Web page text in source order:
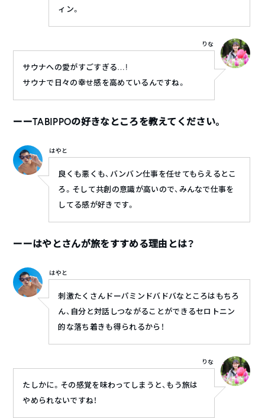
ィン。
サウナへの愛がすごすぎる…!
サウナで日々の幸せ感を高めているんですね。
りな
ーーTABIPPOの好きなところを教えてください。
はやと
良くも悪くも、バンバン仕事を任せてもらえるとこ
ろ。そして共創の意識が高いので、みんなで仕事を
してる感が好きです。
ーーはやとさんが旅をすすめる理由とは？
はやと
刺激たくさんドーパミンドバドバなところはもちろ
ん、自分と対話しつながることができるセロトニン
的な落ち着きも得られるから！
たしかに。その感覚を味わってしまうと、もう旅は
やめられないですね！
りな